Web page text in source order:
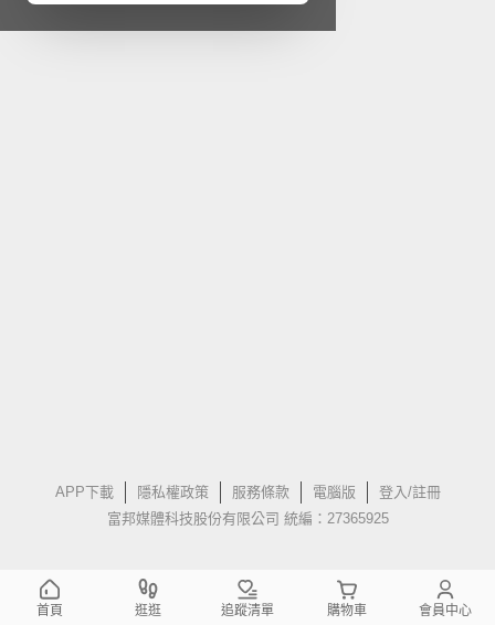
APP下載 隱私權政策 服務條款 電腦版
登入/註冊
富邦媒體科技股份有限公司 統編：27365925
首頁 逛逛 追蹤清單 購物車 會員中心